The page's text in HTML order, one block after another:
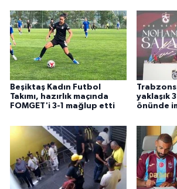
Beşiktaş Kadın Futbol
Takımı, hazırlık maçında
FOMGET'i 3-1 mağlup etti
yaklaşık
önünde